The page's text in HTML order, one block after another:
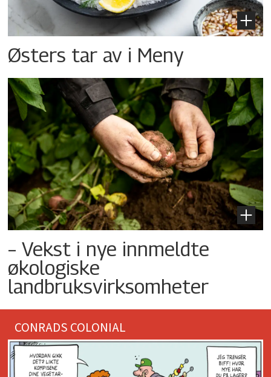
Østers tar av i Meny
– Vekst i nye innmeldte
økologiske
landbruksvirksomheter
CONRADS COLONIAL